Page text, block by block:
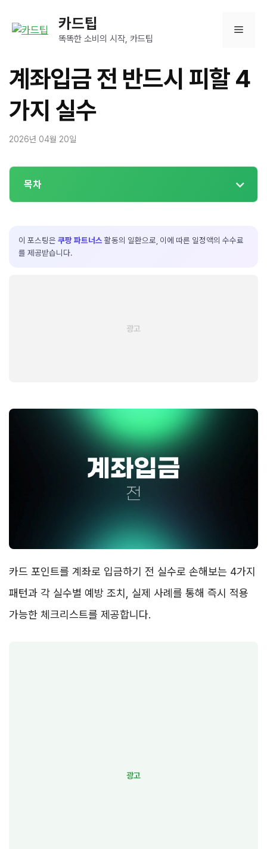
카드팁
똑똑한 소비의 시작, 카드팁
메
계좌입금 전 반드시 피할 4
가지 실수
2026년 04월 20일
목차
이 포스팅은 쿠팡 파트너스 활동의 일환으로, 이에 따른 일정액의 수수료
를 제공받습니다.
카드 포인트를 계좌로 입금하기 전 실수로 손해보는 4가지
패턴과 각 실수별 예방 조치, 실제 사례를 통해 즉시 적용
가능한 체크리스트를 제공합니다.